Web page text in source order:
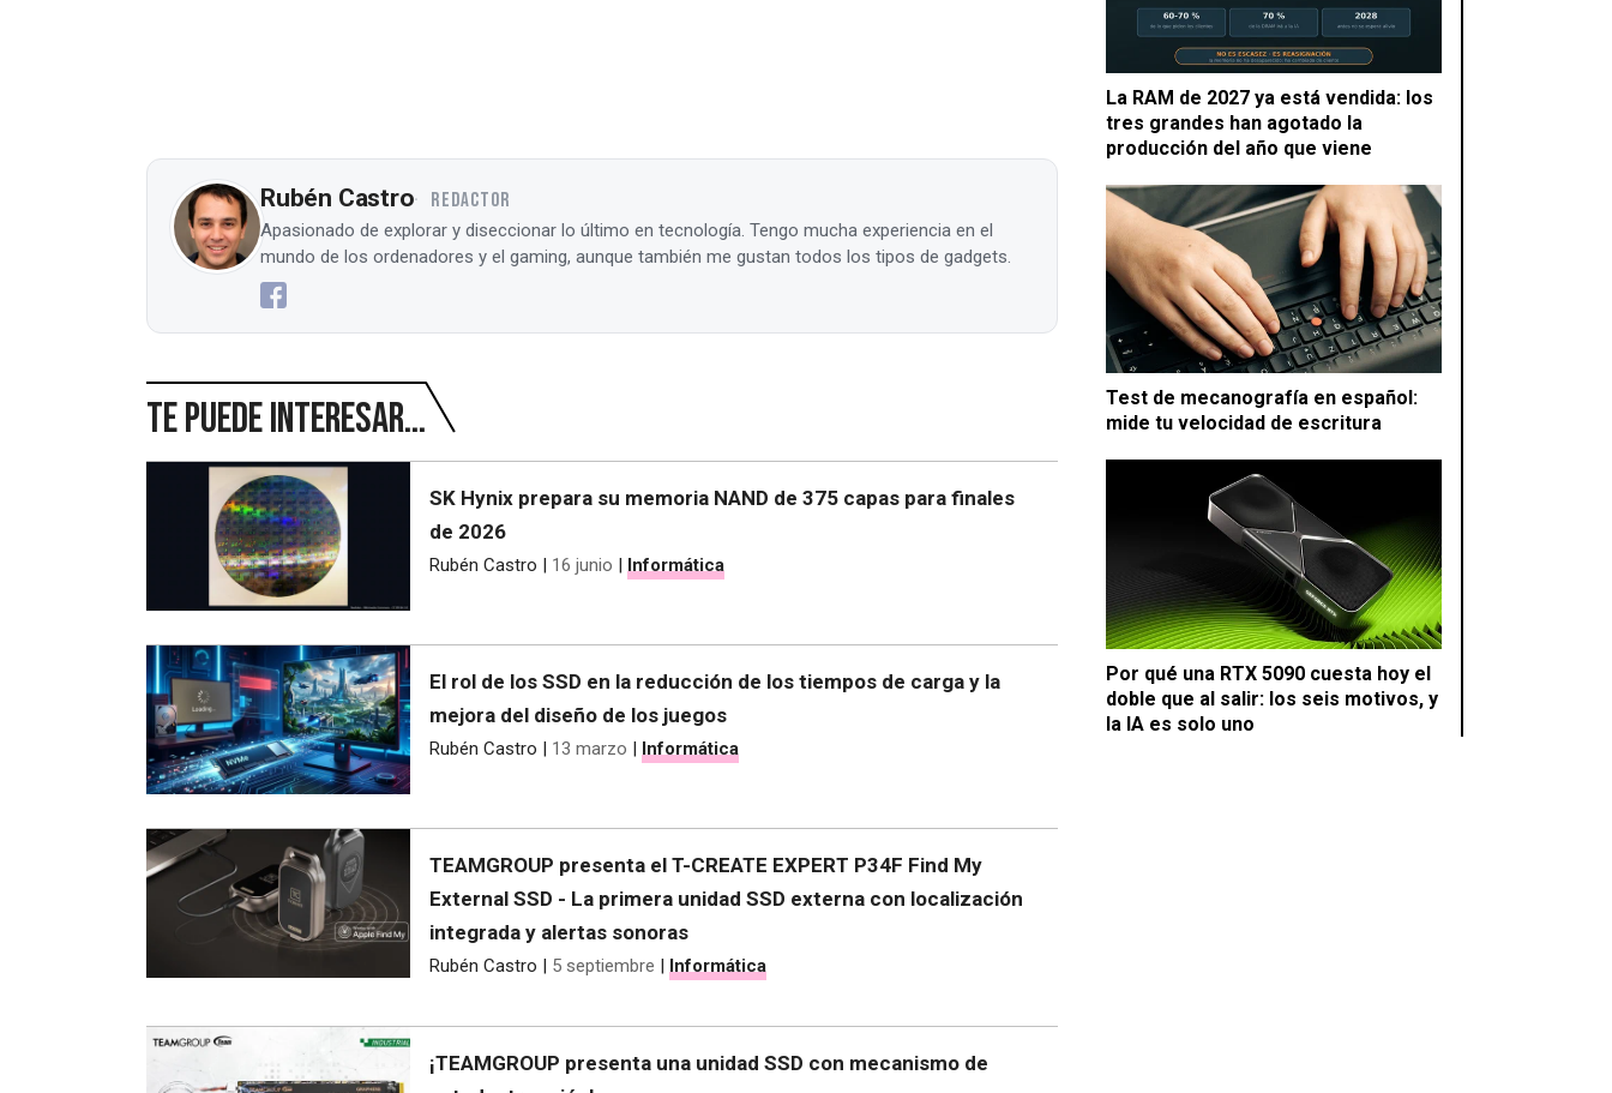
La RAM de 2027 ya está vendida: los
tres grandes han agotado la
producción del año que viene
Test de mecanografía en español:
mide tu velocidad de escritura
Por qué una RTX 5090 cuesta hoy el
doble que al salir: los seis motivos, y
la IA es solo uno
Rubén Castro REDACTOR
Apasionado de explorar y diseccionar lo último en tecnología. Tengo mucha experiencia en el
mundo de los ordenadores y el gaming, aunque también me gustan todos los tipos de gadgets.
Te puede interesar...
SK Hynix prepara su memoria NAND de 375 capas para finales
de 2026
Rubén Castro 16 junio Informática
El rol de los SSD en la reducción de los tiempos de carga y la
mejora del diseño de los juegos
Rubén Castro | 13 marzo | Informática
TEAMGROUP presenta el T-CREATE EXPERT P34F Find My
External SSD - La primera unidad SSD externa con localización
integrada y alertas sonoras
Rubén Castro | 5 septiembre | Informática
¡TEAMGROUP presenta una unidad SSD con mecanismo de